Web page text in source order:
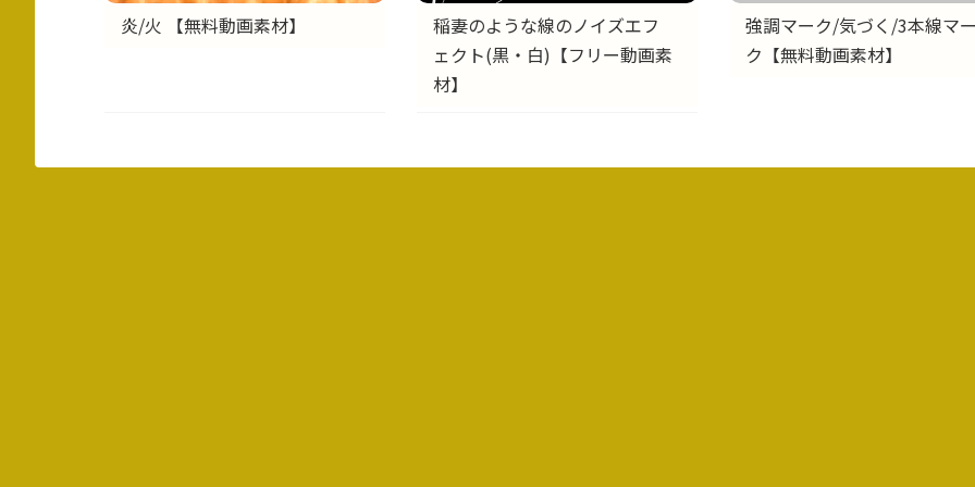
炎/火 【無料動画素材】
稲妻のような線のノイズエフ
ェクト(黒・白)【フリー動画素
材】
強調マーク/気づく/3本線マ
ク【無料動画素材】